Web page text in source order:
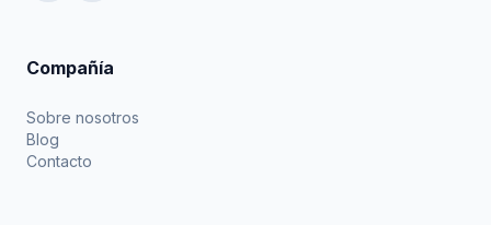
Compañía
Sobre nosotros
Blog
Contacto